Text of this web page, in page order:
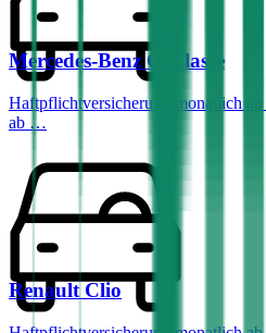
Mercedes-Benz C-Klasse
Haftpflichtversicherung monatlich ab
ab …
Renault Clio